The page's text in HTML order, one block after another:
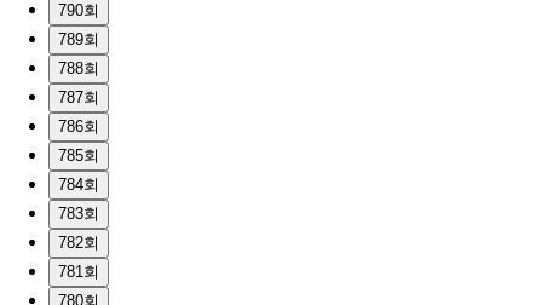
790회
789회
788회
787회
786회
785회
784회
783회
782회
781회
780회